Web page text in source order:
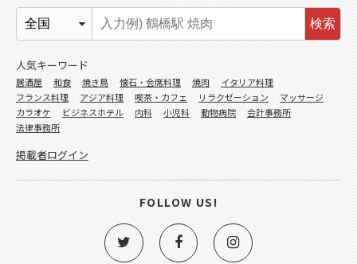
検索
人気キーワード
居酒屋 和食 焼き鳥 懐石・会席料理 焼肉
イタリア料理
フランス料理
アジア料理 喫茶・カフェ リラクゼーション
マッサージ
カラオケ
ビジネスホテル 内科 小児科 動物病院
会計事務所
法律事務所
掲載者ログイン
FOLLOW US!